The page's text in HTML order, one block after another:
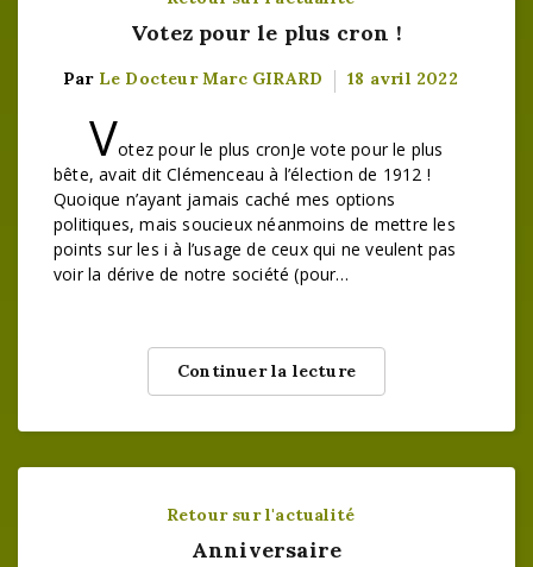
Votez pour le plus cron !
Par Le Docteur Marc GIRARD 18 avril 2022
Votez pour le plus cronJe vote pour le plus
bête, avait dit Clémenceau à l’élection de 1912 !
Quoique n’ayant jamais caché mes options
politiques, mais soucieux néanmoins de mettre les
points sur les i à l’usage de ceux qui ne veulent pas
voir la dérive de notre société (pour…
Continuer la lecture
Retour sur l'actualité
Anniversaire